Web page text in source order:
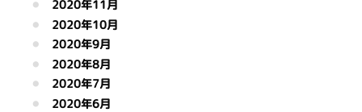
2020年11月
2020年10月
2020年9月
2020年8月
2020年7月
2020年6月